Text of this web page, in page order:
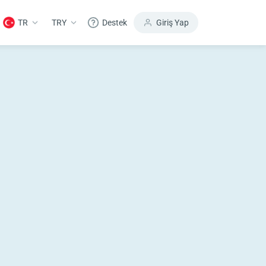
TR TRY Destek Giriş Yap